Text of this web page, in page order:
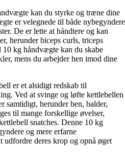
kan du styrke og træne dine
er velegnede til både nybegyndere
De er lette at håndtere og kan
herunder biceps curls, triceps
10 kg håndvægte kan du skabe
mens du arbejder hen imod dine
er et alsidigt redskab til
Ved at svinge og løfte kettlebellen
samtidigt, herunder ben, balder,
til mange forskellige øvelser,
snatches. Denne 10 kg
og mere erfarne
udfordre deres krop og opnå øget